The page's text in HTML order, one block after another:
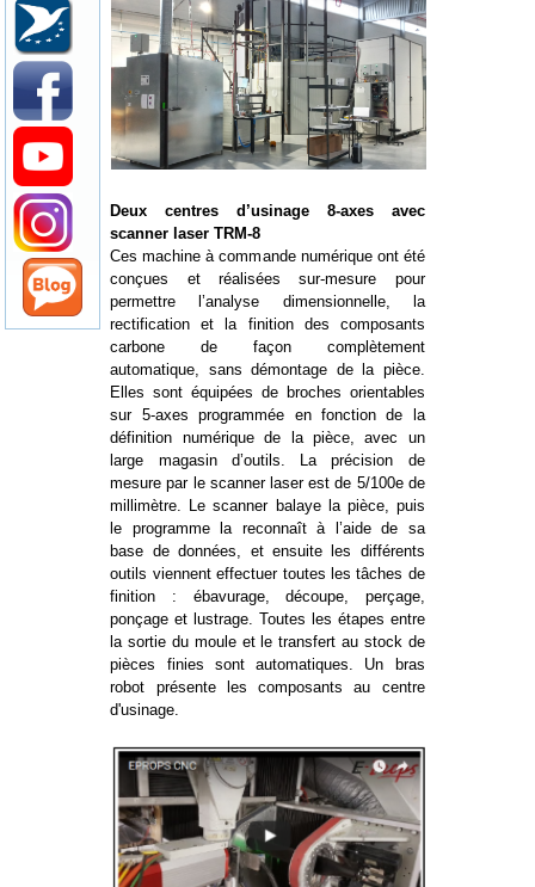
Deux centres d’usinage 8-axes avec
scanner laser TRM-8
Ces machine à commande numérique ont été
conçues et réalisées sur-mesure pour
permettre l’analyse dimensionnelle, la
rectification et la finition des composants
carbone de façon complètement
automatique, sans démontage de la pièce.
Elles sont équipées de broches orientables
sur 5-axes programmée en fonction de la
définition numérique de la pièce, avec un
large magasin d’outils. La précision de
mesure par le scanner laser est de 5/100e de
millimètre. Le scanner balaye la pièce, puis
le programme la reconnaît à l’aide de sa
base de données, et ensuite les différents
outils viennent effectuer toutes les tâches de
finition : ébavurage, découpe, perçage,
ponçage et lustrage. Toutes les étapes entre
la sortie du moule et le transfert au stock de
pièces finies sont automatiques. Un bras
robot présente les composants au centre
d'usinage.